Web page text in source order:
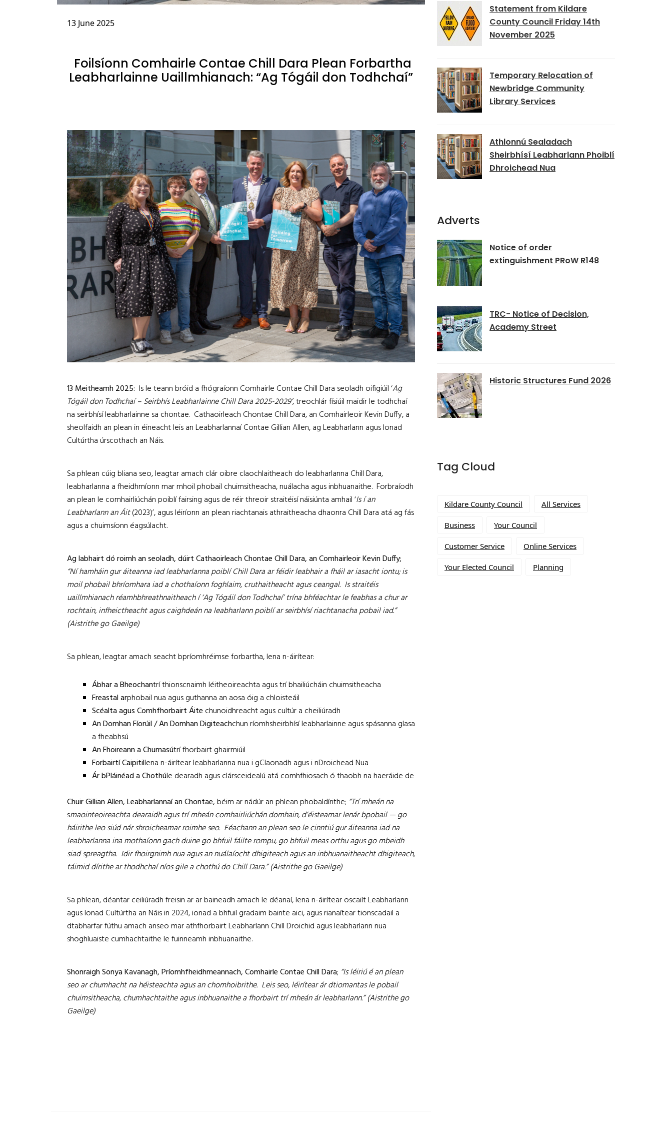
13 June 2025
Foilsíonn Comhairle Contae Chill Dara Plean Forbartha
Leabharlainne Uaillmhianach: “Ag Tógáil don Todhchaí”
13 Meitheamh 2025: Is le teann bróid a fhógraíonn Comhairle Contae Chill Dara seoladh oifigiúil ‘Ag
Tógáil donTodhchaí – Seirbhís Leabharlainne Chill Dara 2025-2029’, treochlár físiúil maidir le todhchaí
na seirbhísí leabharlainne sa chontae. Cathaoirleach Chontae Chill Dara, an Comhairleoir Kevin Duffy, a
sheolfaidh an plean in éineacht leis an Leabharlannaí Contae Gillian Allen, ag Leabharlann agus Ionad
Cultúrtha úrscothach an Náis.
Sa phlean cúig bliana seo, leagtar amach clár oibre claochlaitheach do leabharlanna Chill Dara,
leabharlanna a fheidhmíonn mar mhoil phobail chuimsitheacha, nuálacha agus inbhuanaithe. Forbraíodh
an plean le comhairliúchán poiblí fairsing agus de réir threoir straitéisí náisiúnta amhail ‘Is í an
Leabharlann an Áit(2023)’, agus léiríonn an plean riachtanais athraitheacha dhaonra Chill Dara atá ag fás
agus a chuimsíonn éagsúlacht.
Ag labhairt dó roimh an seoladh, dúirt Cathaoirleach Chontae Chill Dara, an Comhairleoir Kevin Duffy;
“Ní hamháin gur áiteanna iad leabharlanna poiblí Chill Dara ar féidir leabhair a fháil ar iasacht iontu; is
moil phobail bhríomhara iad a chothaíonn foghlaim, cruthaitheacht agus ceangal. Is straitéis
uaillmhianach réamhbhreathnaitheach í ‘Ag Tógáil don Todhchaí’ trína bhféachtar le feabhas a chur ar
rochtain, infheictheacht agus caighdeán na leabharlann poiblí ar seirbhísí riachtanacha pobail iad.”
(Aistrithe go Gaeilge)
Sa phlean, leagtar amach seacht bpríomhréimse forbartha, lena n-áirítear:
Ábhar a Bheochantrí thionscnaimh léitheoireachta agus trí bhailiúcháin chuimsitheacha
Freastal arphobail nua agus guthanna an aosa óig a chloisteáil
Scéalta agus Comhfhorbairt Áite chunoidhreacht agus cultúr a cheiliúradh
An Domhan Fíorúil / An Domhan Digiteachchun ríomhsheirbhísí leabharlainne agus spásanna glasa
a fheabhsú
An Fhoireann a Chumasútrí fhorbairt ghairmiúil
Forbairtí Caipitillena n-áirítear leabharlanna nua i gClaonadh agus i nDroichead Nua
Ár bPláinéad a Chothúle dearadh agus clársceidealú atá comhfhiosach ó thaobh na haeráide de
Chuir Gillian Allen, Leabharlannaí an Chontae,béim ar nádúr an phlean phobaldírithe; “Trí mheán na
smaointeoireachta dearaidh agus trí mheán comhairliúchán domhain, d’éisteamar lenár bpobail — go
háirithe leo siúd nár shroicheamar roimhe seo. Féachann an plean seo le cinntiú gur áiteanna iad na
leabharlanna ina mothaíonn gach duine go bhfuil fáilte rompu, go bhfuil meas orthu agus go mbeidh
siad spreagtha. Idir fhoirgnimh nua agus an nuálaíocht dhigiteach agus an inbhuanaitheacht dhigiteach,
táimid dírithe ar thodhchaí níos gile a chothú do Chill Dara.” (Aistrithe go Gaeilge)
Sa phlean, déantar ceiliúradh freisin ar ar baineadh amach le déanaí, lena n-áirítear oscailt Leabharlann
agus Ionad Cultúrtha an Náis in 2024, ionad a bhfuil gradaim bainte aici, agus rianaítear tionscadail a
dtabharfar fúthu amach anseo mar athfhorbairt Leabharlann Chill Droichid agus leabharlann nua
shoghluaiste cumhachtaithe le fuinneamh inbhuanaithe.
ShonraighSonya Kavanagh, Príomhfheidhmeannach, Comhairle Contae Chill Dara; “Is léiriú é an plean
seo ar chumhacht na héisteachta agus an chomhoibrithe. Leis seo, léirítear ár dtiomantas le pobail
chuimsitheacha, chumhachtaithe agus inbhuanaithe a fhorbairt trí mheán ár leabharlann.” (Aistrithe go
Gaeilge)
Statement from Kildare
County Council Friday 14th
November 2025
Temporary Relocation of
Newbridge Community
Library Services
Athlonnú Sealadach
Sheirbhísí Leabharlann Phoiblí
Dhroichead Nua
Adverts
Notice of order
extinguishment PRoW R148
TRC- Notice of Decision,
Academy Street
Historic Structures Fund 2026
Tag Cloud
Kildare County Council All Services
Business Your Council
Customer Service Online Services
Your Elected Council Planning